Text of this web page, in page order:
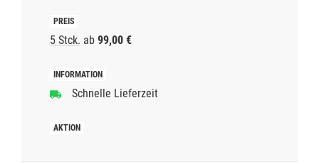
5 Stck. ab 99,00 €
Schnelle Lieferzeit